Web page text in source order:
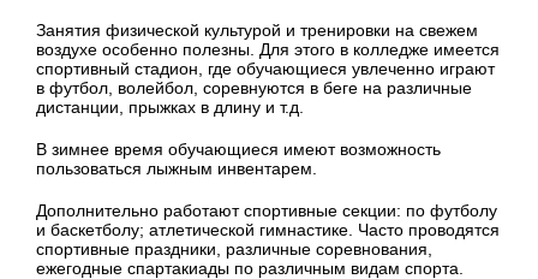
Занятия физической культурой и тренировки на свежем
воздухе особенно полезны. Для этого в колледже имеется
спортивный стадион, где обучающиеся увлеченно играют
в футбол, волейбол, соревнуются в беге на различные
дистанции, прыжках в длину и т.д.
В зимнее время обучающиеся имеют возможность
пользоваться лыжным инвентарем.
Дополнительно работают спортивные секции: по футболу
и баскетболу; атлетической гимнастике. Часто проводятся
спортивные праздники, различные соревнования,
ежегодные спартакиады по различным видам спорта.